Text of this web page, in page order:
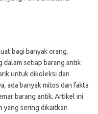
bagi banyak orang.
dalam setiap barang antik
untuk dikoleksi dan
ada banyak mitos dan fakta
barang antik. Artikel ini
yang sering dikaitkan